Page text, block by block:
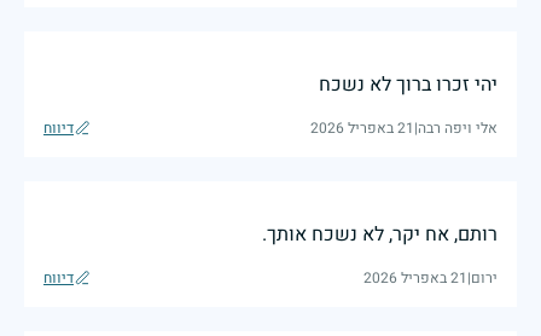
יהי זכרו ברוך לא נשכח
אלי ויפה רבה|21 באפריל 2026 דיווח
רותם, אח יקר, לא נשכח אותך.
ירום|21 באפריל 2026 דיווח